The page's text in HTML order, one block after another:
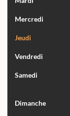
Mercredi
Jeudi
Vendredi
Samedi
Dimanche